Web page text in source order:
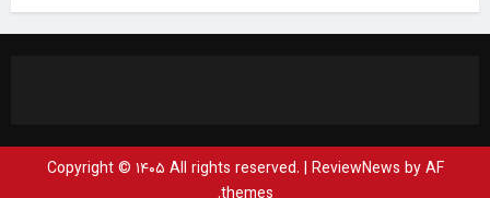
Copyright © ۱۴۰۵ All rights reserved. | ReviewNews by AF